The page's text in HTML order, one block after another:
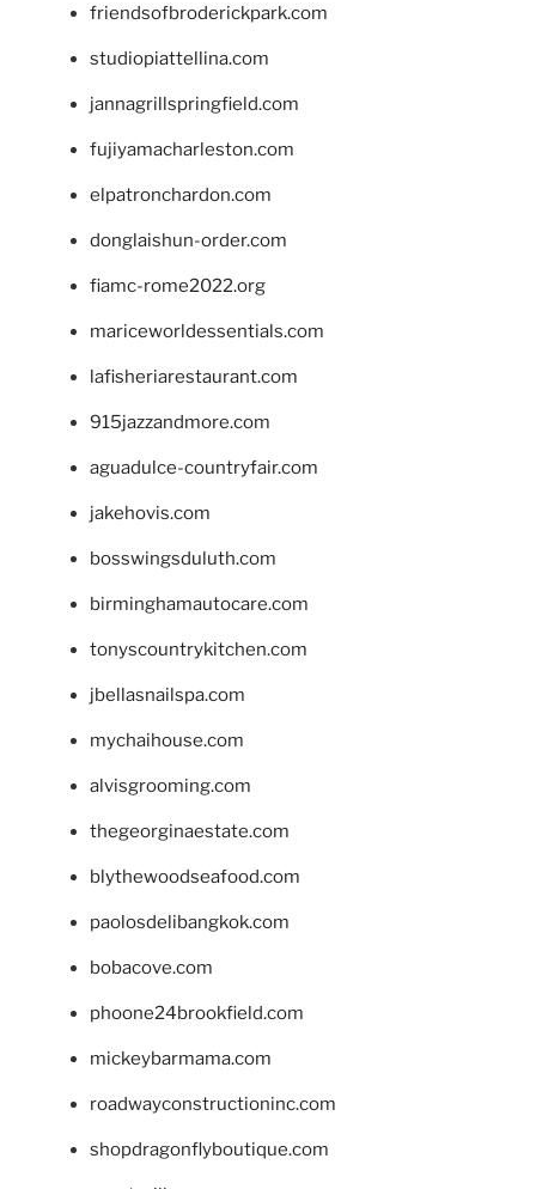
friendsofbroderickpark.com
studiopiattellina.com
jannagrillspringfield.com
fujiyamacharleston.com
elpatronchardon.com
donglaishun-order.com
fiamc-rome2022.org
mariceworldessentials.com
lafisheriarestaurant.com
915jazzandmore.com
aguadulce-countryfair.com
jakehovis.com
bosswingsduluth.com
birminghamautocare.com
tonyscountrykitchen.com
jbellasnailspa.com
mychaihouse.com
alvisgrooming.com
thegeorginaestate.com
blythewoodseafood.com
paolosdelibangkok.com
bobacove.com
phoone24brookfield.com
mickeybarmama.com
roadwayconstructioninc.com
shopdragonflyboutique.com